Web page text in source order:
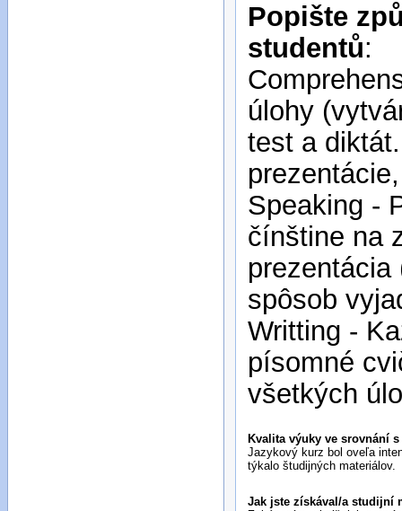
Popište
studentů:
úlohy
test a
Speaking -
čínštine na
prezentácia
spôsob
Writting -
písomné
všetkých
Kvalita výuky ve srovnání
Jazykový kurz bol oveľa
týkalo študijných materiálov.
Jak jste získával/a studijní